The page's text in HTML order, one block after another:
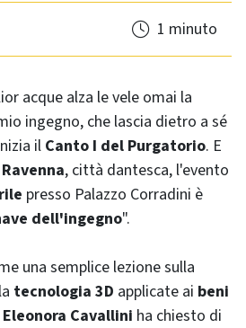
1 minuto
ingegno, che lascia dietro a sé
ilCanto I del Purgatorio. E
Ravenna, città dantesca, l'evento
presso Palazzo Corradini è
dell'ingegno".
una semplice lezione sulla
tecnologia 3D applicate ai beni
Eleonora Cavallini ha chiesto di